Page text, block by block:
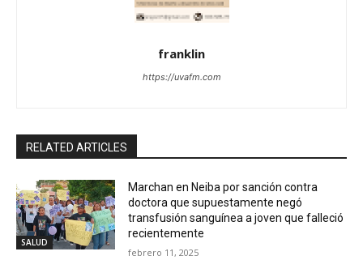
franklin
https://uvafm.com
RELATED ARTICLES
SALUD
Marchan en Neiba por sanción contra
doctora que supuestamente negó
transfusión sanguínea a joven que falleció
recientemente
febrero 11, 2025